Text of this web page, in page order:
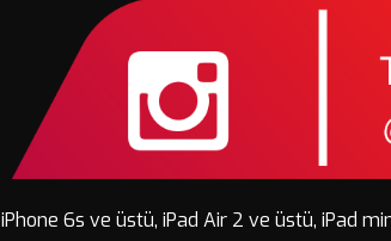
iPhone 6s ve üstü, iPad Air 2 ve üstü, iPad